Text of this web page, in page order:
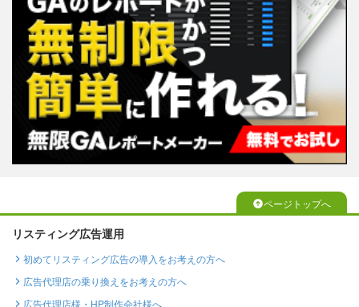
ページトップへ
リスティング広告運用
初めてリスティング広告の導入をお考えの方へ
広告代理店の乗り換えをお考えの方へ
広告代理店様・HP制作会社様へ